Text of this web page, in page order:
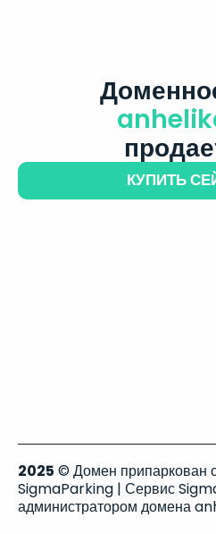
КУПИТЬ
2025 © Домен припаркован
SigmaParking | Сервис
администратором домена